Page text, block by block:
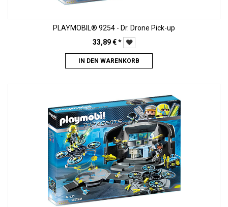
PLAYMOBIL® 9254 - Dr. Drone Pick-up
33,89€*
IN DEN WARENKORB